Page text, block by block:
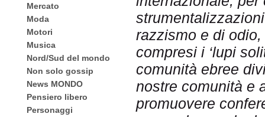
Mercato
Moda
Motori
Musica
Nord/Sud del mondo
Non solo gossip
News MONDO
Pensiero libero
Personaggi
razzismo e di
compresi i ‘lupi
comunità ebree
nostre comunità e
promuovere